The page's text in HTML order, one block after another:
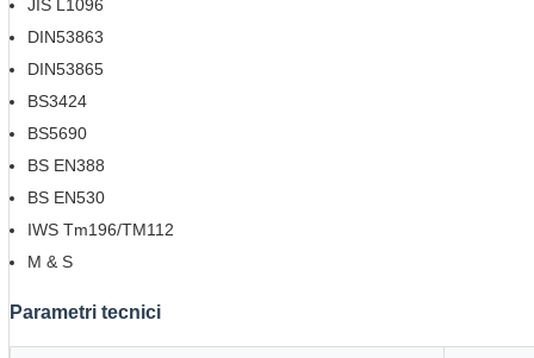
JIS L1096
DIN53863
DIN53865
BS3424
BS5690
BS EN388
BS EN530
IWS Tm196/TM112
M & S
Parametri tecnici